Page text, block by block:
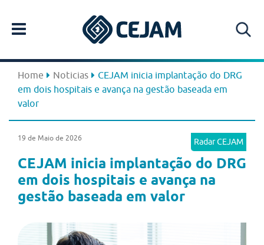
Home Noticias
CEJAM inicia implantação do DRG
em dois hospitais e avança na gestão baseada em
valor
Radar CEJAM
19 de Maio de 2026
CEJAM inicia implantação do DRG
em dois hospitais e avança na
gestão baseada em valor